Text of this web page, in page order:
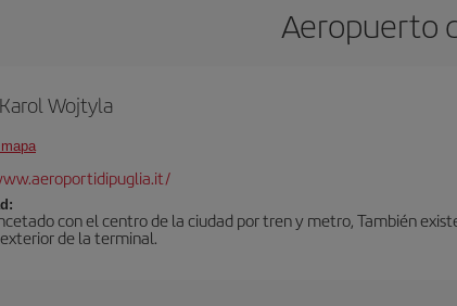
Aeropuerto
Wojtyla
con el centro de la ciudad por tren y metro, También
de la terminal.